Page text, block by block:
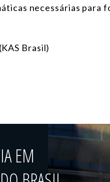
necessárias para
Brasil)
EM